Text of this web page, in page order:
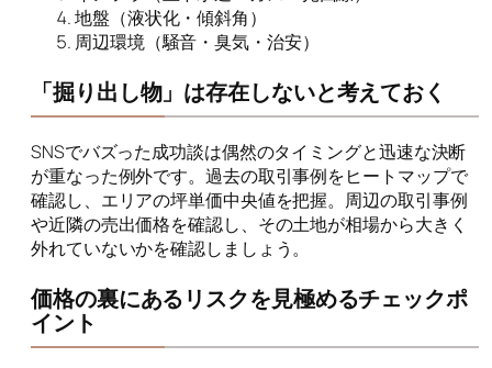
地盤（液状化・傾斜角）
周辺環境（騒音・臭気・治安）
「掘り出し物」は存在しないと考えておく
SNSでバズった成功談は偶然のタイミングと迅速な決断
が重なった例外です。過去の取引事例をヒートマップで
確認し、エリアの坪単価中央値を把握。周辺の取引事例
や近隣の売出価格を確認し、その土地が相場から大きく
外れていないかを確認しましょう。
価格の裏にあるリスクを見極めるチェックポ
イント